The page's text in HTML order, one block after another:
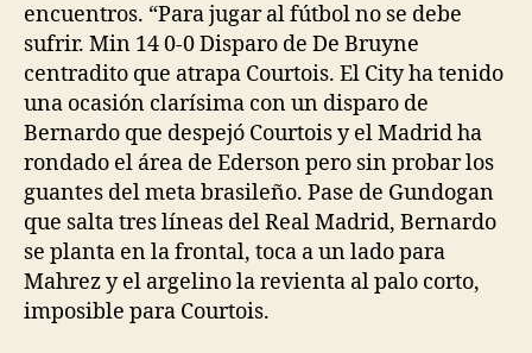
encuentros. “Para jugar al fútbol no se debe
sufrir. Min 14 0-0 Disparo de De Bruyne
centradito que atrapa Courtois. El City ha tenido
una ocasión clarísima con un disparo de
Bernardo que despejó Courtois y el Madrid ha
rondado el área de Ederson pero sin probar los
guantes del meta brasileño. Pase de Gundogan
que salta tres líneas del Real Madrid, Bernardo
se planta en la frontal, toca a un lado para
Mahrez y el argelino la revienta al palo corto,
imposible para Courtois.